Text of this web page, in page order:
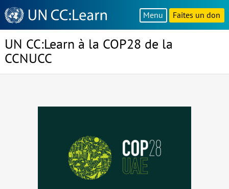
Knowledge
Sharing
Platform
Menu Faites un don
UN CC:Learn à la COP28 de la
CCNUCC